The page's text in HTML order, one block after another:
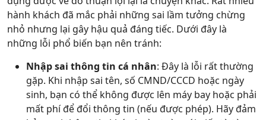
hành khách đã mắc phải những sai lầm tưởng chừng
nhỏ nhưng lại gây hậu quả đáng tiếc. Dưới đây là
những lỗi phổ biến bạn nên tránh:
Nhập sai thông tin cá nhân: Đây là lỗi rất thường
gặp. Khi nhập sai tên, số CMND/CCCD hoặc ngày
sinh, bạn có thể không được lên máy bay hoặc phải
mất phí để đổi thông tin (nếu được phép). Hãy đảm